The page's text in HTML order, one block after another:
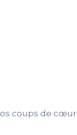
coups de cœur